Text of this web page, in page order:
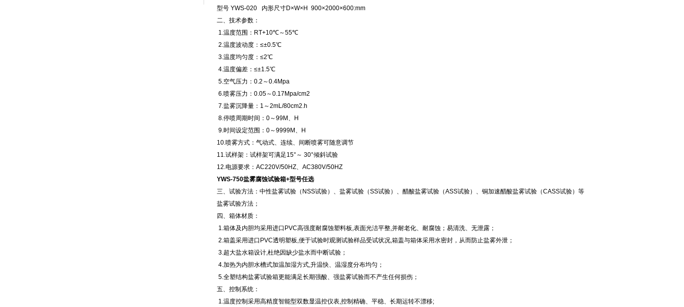
型号 YWS-020 内形尺寸D×W×H 900×2000×600:mm
二、技术参数：
1.温度范围：RT+10℃～55℃
2.温度波动度：≤±0.5℃
3.温度均匀度：≤2℃
4.温度偏差：≤±1.5℃
5.空气压力：0.2～0.4Mpa
6.喷雾压力：0.05～0.17Mpa/cm2
7.盐雾沉降量：1～2mL/80cm2.h
8.停喷周期时间：0～99M、H
9.时间设定范围：0～9999M、H
10.喷雾方式：气动式、连续、间断喷雾可随意调节
11.试样架：试样架可满足15°～ 30°倾斜试验
12.电源要求：AC220V/50HZ、AC380V/50HZ
YWS-750盐雾腐蚀试验箱+型号任选
三、试验方法：中性盐雾试验（NSS试验）、盐雾试验（SS试验）、醋酸盐雾试验（ASS试验）、铜加速醋酸盐雾试验（CASS试验）等
盐雾试验方法；
四、箱体材质：
1.箱体及内胆均采用进口PVC高强度耐腐蚀塑料板,表面光洁平整,并耐老化、耐腐蚀；易清洗、无泄露；
2.箱盖采用进口PVC透明塑板,便于试验时观测试验样品受试状况,箱盖与箱体采用水密封，从而防止盐雾外泄；
3.超大盐水箱设计,杜绝因缺少盐水而中断试验；
4.加热为内胆水槽式加温加湿方式,升温快、温湿度分布均匀；
5.全塑结构盐雾试验箱更能满足长期强酸、强盐雾试验而不产生任何损伤；
五、控制系统：
1.温度控制采用高精度智能型双数显温控仪表,控制精确、平稳、长期运转不漂移;